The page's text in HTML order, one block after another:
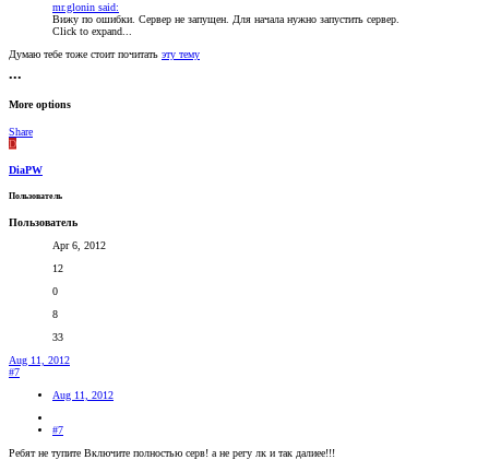
mr.glonin said:
Вижу по ошибки. Сервер не запущен. Для начала нужно запустить сервер.
Click to expand...
Думаю тебе тоже стоит почитать эту тему
•••
More options
Share
D
DiaPW
Пользователь
Пользователь
Apr 6, 2012
12
0
8
33
Aug 11, 2012
#7
Aug 11, 2012
#7
Ребят не тупите Включите полностью серв! а не регу лк и так далиее!!!